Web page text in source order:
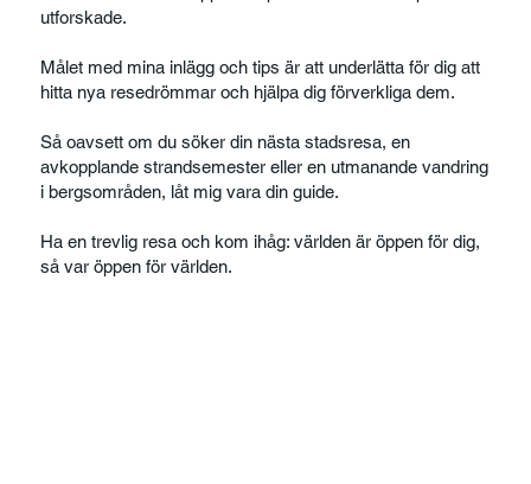
utforskade.
Målet med mina inlägg och tips är att underlätta för dig att
hitta nya resedrömmar och hjälpa dig förverkliga dem.
Så oavsett om du söker din nästa stadsresa, en
avkopplande strandsemester eller en utmanande vandring
i bergsområden, låt mig vara din guide.
Ha en trevlig resa och kom ihåg: världen är öppen för dig,
så var öppen för världen.